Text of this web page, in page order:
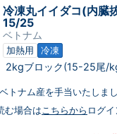
冷凍丸イイダコ(内臓
15/25
ベトナム
加熱用 冷凍
2kgブロック(15-25尾/
トナム産を手当いたしま
む場合はこちらから ログイ